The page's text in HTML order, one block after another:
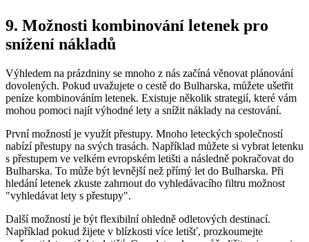
9. Možnosti kombinování letenek pro
snížení nákladů
Výhledem na prázdniny se mnoho z nás začíná věnovat plánování
dovolených. Pokud uvažujete o cestě do Bulharska, můžete ušetřit
peníze kombinováním letenek. Existuje několik strategií, které vám
mohou pomoci najít výhodné lety a snížit náklady na cestování.
První možností je využít přestupy. Mnoho leteckých společností
nabízí přestupy na svých trasách. Například můžete si vybrat letenku
s přestupem ve velkém evropském letišti a následně pokračovat do
Bulharska. To může být levnější než přímý let do Bulharska. Při
hledání letenek zkuste zahrnout do vyhledávacího filtru možnost
"vyhledávat lety s přestupy".
Další možností je být flexibilní ohledně odletových destinací.
Například pokud žijete v blízkosti více letišť, prozkoumejte